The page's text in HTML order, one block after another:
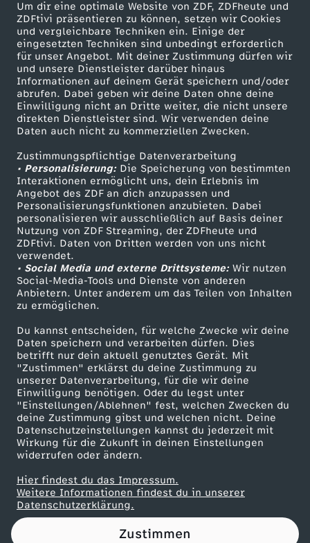
Um dir eine optimale Website von ZDF, ZDFheute und
ZDFtivi präsentieren zu können, setzen wir Cookies
und vergleichbare Techniken ein. Einige der
eingesetzten Techniken sind unbedingt erforderlich
für unser Angebot. Mit deiner Zustimmung dürfen wir
und unsere Dienstleister darüber hinaus
Informationen auf deinem Gerät speichern und/oder
abrufen. Dabei geben wir deine Daten ohne deine
Einwilligung nicht an Dritte weiter, die nicht unsere
direkten Dienstleister sind. Wir verwenden deine
Daten auch nicht zu kommerziellen Zwecken.
Zustimmungspflichtige Datenverarbeitung
• Personalisierung:Die Speicherung von bestimmten
Interaktionen ermöglicht uns, dein Erlebnis im
Angebot des ZDF an dich anzupassen und
Personalisierungsfunktionen anzubieten. Dabei
personalisieren wir ausschließlich auf Basis deiner
Nutzung von ZDF Streaming, der ZDFheute und
ZDFtivi. Daten von Dritten werden von uns nicht
verwendet.
• Social Media und externe Drittsysteme:Wir nutzen
Social-Media-Tools und Dienste von anderen
Anbietern. Unter anderem um das Teilen von Inhalten
zu ermöglichen.
Du kannst entscheiden, für welche Zwecke wir deine
Daten speichern und verarbeiten dürfen. Dies
betrifft nur dein aktuell genutztes Gerät. Mit
"Zustimmen" erklärst du deine Zustimmung zu
unserer Datenverarbeitung, für die wir deine
Einwilligung benötigen. Oder du legst unter
"Einstellungen/Ablehnen" fest, welchen Zwecken du
deine Zustimmung gibst und welchen nicht. Deine
Datenschutzeinstellungen kannst du jederzeit mit
Wirkung für die Zukunft in deinen Einstellungen
widerrufen oder ändern.
Hier findest du das Impressum.
Weitere Informationen findest du in unserer
Datenschutzerklärung.
Zustimmen
h
e
c
k
:
D
a
n
i
L
i
a
u
n
d
F
Mehr ZDF
ZDF-Apps
Smart TV
ZDFtext
Livestreams
Sendungen A-Z
TV-Programm
Service
ZDFmitreden
Kontakt zum ZDF
Tickets
Zuschauerservice
Hilfe
ZDF Unternehmen
Karriere
ZDF goes Schule
Werbefernsehen
Mainzelmännchen
Partner